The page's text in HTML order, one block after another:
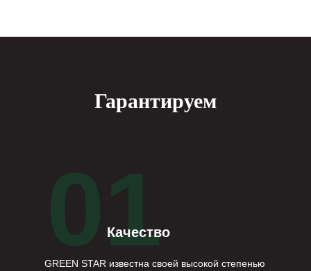
Гарантируем
01
Качество
GREEN STAR известна своей высокой степенью